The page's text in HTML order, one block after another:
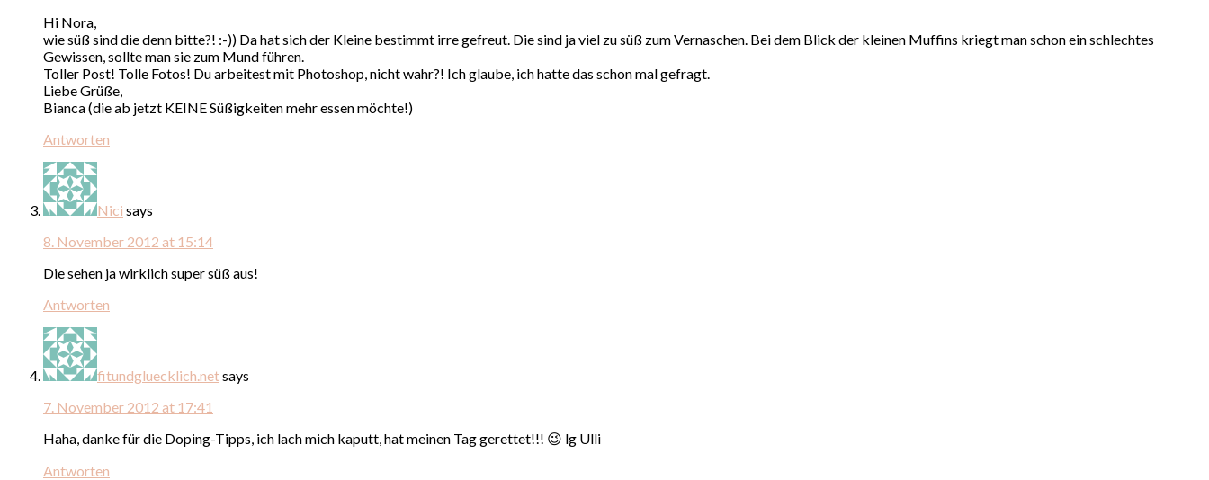
Hi Nora,
wie süß sind die denn bitte?! :-)) Da hat sich der Kleine bestimmt irre gefreut. Die sind ja viel zu süß zum Vernaschen. Bei dem Blick der kleinen Muffins kriegt man schon ein schlechtes
Gewissen, sollte man sie zum Mund führen.
Toller Post! Tolle Fotos! Du arbeitest mit Photoshop, nicht wahr?! Ich glaube, ich hatte das schon mal gefragt.
Liebe Grüße,
Bianca (die ab jetzt KEINE Süßigkeiten mehr essen möchte!)
Antworten
Nici says
8. November 2012 at 15:14
Die sehen ja wirklich super süß aus!
Antworten
fitundgluecklich.netsays
7. November 2012 at 17:41
Haha, danke für die Doping-Tipps, ich lach mich kaputt, hat meinen Tag gerettet!!! 😉 lg Ulli
Antworten